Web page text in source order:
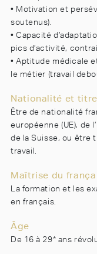
• Motivation et
soutenus).
• Capacité
pics d’activité,
• Aptitude médicale
le métier (travail
Nationalité et
Être de nationalité
européenne (UE), de
de la Suisse, ou être
travail.
Maîtrise du
La formation et les
en français.
Âge
De 16 à 29* ans